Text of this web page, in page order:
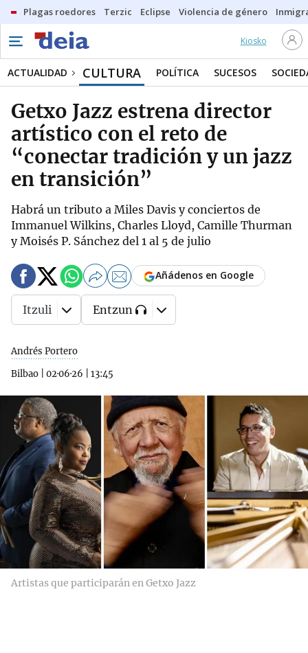
Plagas roedores Terzic Eclipse Violencia de género
Kiosko
ACTUALIDAD CULTURA POLÍTICA SUCESOS
Getxo Jazz estrena director
artístico con el reto de
“conectar tradición y un jazz
en transición”
Habrá un tributo a Miles Davis y conciertos de
Immanuel Wilkins, Charles Lloyd, Camille Thurman
y Moisés P. Sánchez del 1 al 5 de julio
Andrés Portero
Bilbao
02·06·26 13:45
Añádenos en Google
Itzuli Entzun
Artistas que participarán en Getxo Jazz